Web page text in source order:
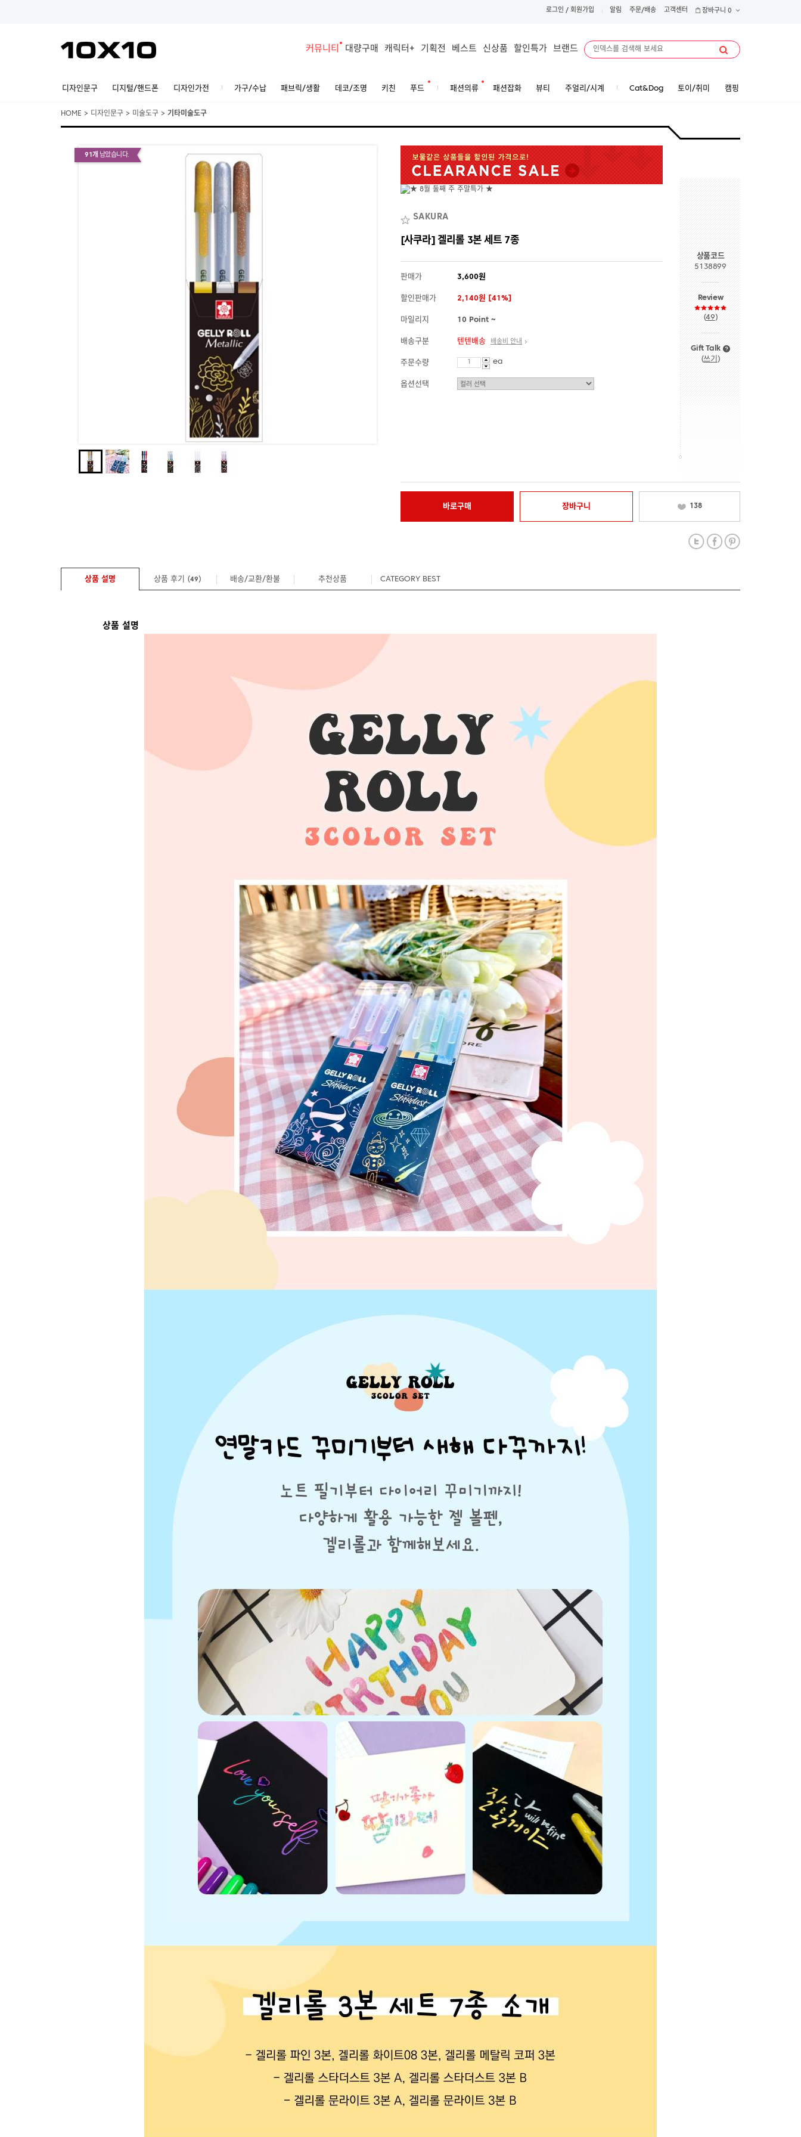
로그인 / 회원가입 알림 주문/배송 고객센터 장바구니 0
커뮤니티 대량구매 캐릭터+ 기획전 베스트 신상품 할인특가 브랜드
디자인문구 디지털/핸드폰 디자인가전 가구/수납 패브릭/생활 데코/조명 키친 푸드 패션의류 패션잡화 뷰티 주얼리/시계 Cat&Dog 토이/취미 캠핑
HOME > 디자인문구 > 미술도구 > 기타미술도구
91개 남았습니다.
SAKURA
[사쿠라] 겔리롤 3본 세트 7종
판매가 3,600원
할인판매가 2,140원 [41%]
마일리지 10 Point ~
배송구분 텐텐배송 배송비 안내
주문수량 ea
옵션선택
상품코드
5138899
Review
(49)
Gift Talk
(쓰기 )
바로구매 장바구니 138
상품 설명 상품 후기 (49) 배송/교환/환불 추천상품 CATEGORY BEST
상품 설명